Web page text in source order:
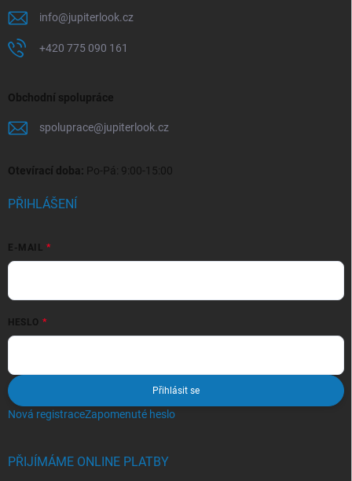
info@jupiterlook.cz
+420 775 090 161
Obchodní spolupráce
spoluprace@jupiterlook.cz
Otevírací doba: Po-Pá: 9:00-15:00
PŘIHLÁŠENÍ
E-MAIL
HESLO
Přihlásit se
Nová registraceZapomenuté heslo
PŘIJÍMÁME ONLINE PLATBY